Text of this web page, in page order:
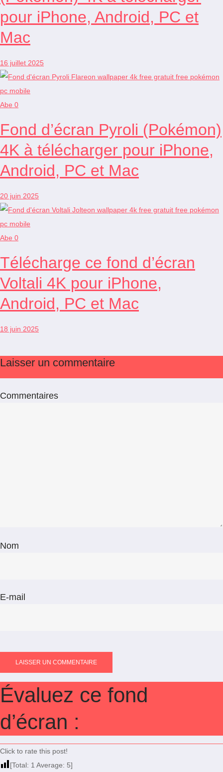
pour iPhone, Android, PC et
Mac
16 juillet 2025
Abe 0
Fond d’écran Pyroli (Pokémon)
4K à télécharger pour iPhone,
Android, PC et Mac
20 juin 2025
Abe 0
Télécharge ce fond d’écran
Voltali 4K pour iPhone,
Android, PC et Mac
18 juin 2025
Laisser un commentaire
Commentaires
Nom
E-mail
Évaluez ce fond
d’écran :
Click to rate this post!
[Total: 1 Average: 5]